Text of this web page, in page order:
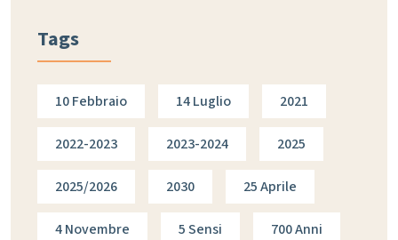
Tags
10 Febbraio 14 Luglio 2021
2022-2023 2023-2024 2025
2025/2026 2030 25 Aprile
4 Novembre 5 Sensi 700 Anni